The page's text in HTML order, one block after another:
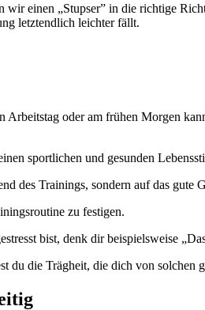
einen „Stupser” in die richtige
letztendlich leichter fällt.
oder am frühen Morgen
sportlichen und gesunden
des Trainings, sondern auf das gute
zu festigen.
bist, denk dir beispielsweise
die Trägheit, die dich von solchen